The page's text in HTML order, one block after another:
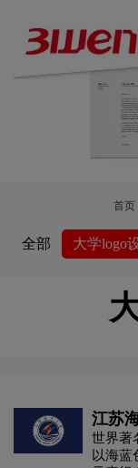
首页
全部 大学logo
茶饮料logo设计
江苏
世界著
以海蓝